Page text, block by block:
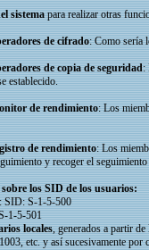
sistemapara realizar otras
de cifrado: Como sería
de copia de seguridad:
establecido.
de rendimiento: Los
de rendimiento: Los
y recoger el
los SID de los usuarios:
: SID: S-1-5-500
1-5-501
locales, generados a partir
etc. y así sucesivamente por